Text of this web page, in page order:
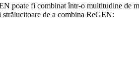
poate fi combinat într-o multitudine de
de a combina ReGEN: